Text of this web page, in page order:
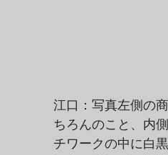
江口：写真左側の
ちろんのこと、内
チワークの中に白